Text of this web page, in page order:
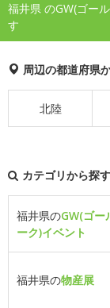
福井県 のGW(ゴー
す
周辺の都道府県
北陸
カテゴリから探す
福井県のGW(ゴー
ーク)イベント
福井県の物産展